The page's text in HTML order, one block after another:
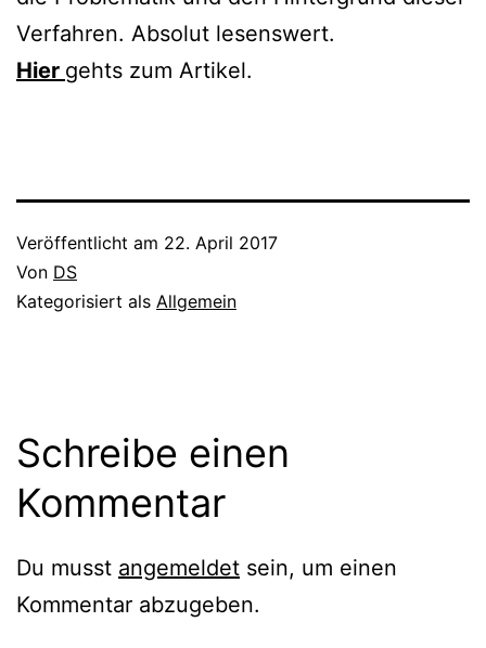
Verfahren. Absolut lesenswert.
Hier gehts zum Artikel.
Veröffentlicht am 22. April 2017
Von DS
Kategorisiert als Allgemein
Schreibe einen
Kommentar
Du musst angemeldet sein, um einen
Kommentar abzugeben.